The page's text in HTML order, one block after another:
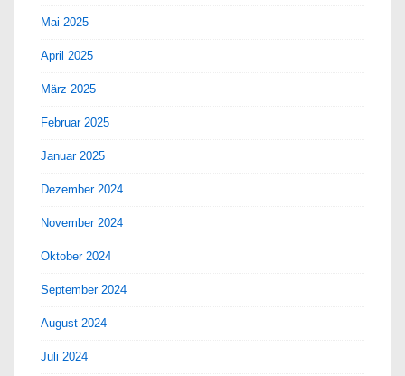
Mai 2025
April 2025
März 2025
Februar 2025
Januar 2025
Dezember 2024
November 2024
Oktober 2024
September 2024
August 2024
Juli 2024